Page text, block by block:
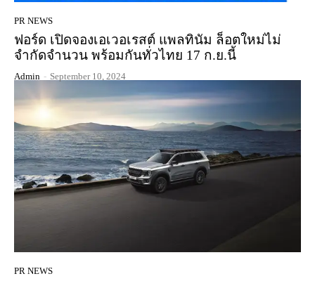
PR NEWS
ฟอร์ด เปิดจองเอเวอเรสต์ แพลทินัม ล็อตใหม่ไม่
จำกัดจำนวน พร้อมกันทั่วไทย 17 ก.ย.นี้
Admin - September 10, 2024
PR NEWS